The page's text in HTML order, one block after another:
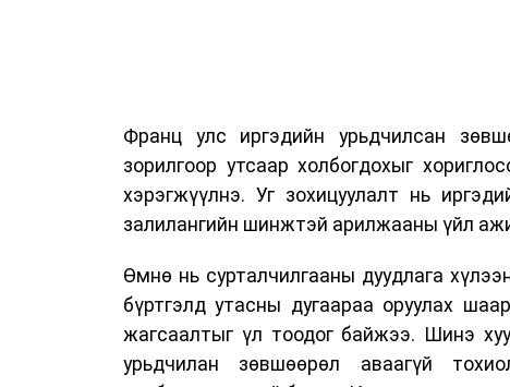
Франц улс иргэдийн урьдчилсан
зорилгоор утсаар холбогдохыг
хэрэгжүүлнэ. Уг зохицуулалт нь
залилангийн шинжтэй арилжааны үйл
Өмнө нь сурталчилгааны дуудлага
бүртгэлд утасны дугаараа оруулах
жагсаалтыг үл тоодог байжээ. Шинэ
урьдчилан зөвшөөрөл аваагүй